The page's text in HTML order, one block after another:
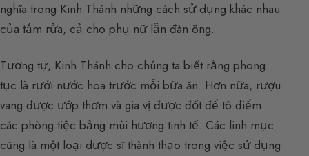
nghĩa trong Kinh Thánh những cách sử dụng khác nhau
của tắm rửa, cả cho phụ nữ lẫn đàn ông.
Tương tự, Kinh Thánh cho chúng ta biết rằng phong
tục là rưới nước hoa trước mỗi bữa ăn. Hơn nữa, rượu
vang được ướp thơm và gia vị được đốt để tô điểm
các phòng tiệc bằng mùi hương tinh tế. Các linh mục
cũng là một loại dược sĩ thành thạo trong việc sử dụng